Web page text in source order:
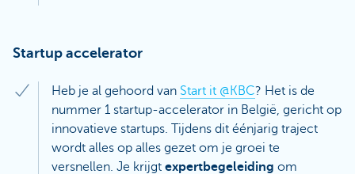
Startup accelerator
Heb je al gehoord van Start it @KBC? Het is de
nummer 1 startup-accelerator in België, gericht op
innovatieve startups. Tijdens dit éénjarig traject
wordt alles op alles gezet om je groei te
versnellen. Je krijgt expertbegeleiding om